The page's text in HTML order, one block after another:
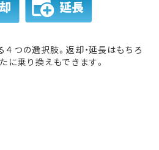
つの選択肢。返却・延長はもちろ
に乗り換えもできます。